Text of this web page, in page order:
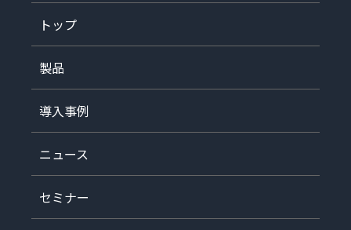
トップ
製品
導入事例
ニュース
セミナー